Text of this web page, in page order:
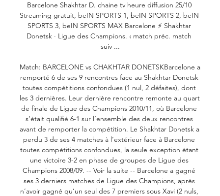
Barcelone Shakhtar D. chaine tv heure diffusion 25/10
Streaming gratuit, beIN SPORTS 1, beIN SPORTS 2, beIN
SPORTS 3, beIN SPORTS MAX Barcelone ⚡ Shakhtar
Donetsk · Ligue des Champions. ‹ match préc. match
suiv ...
Match: BARCELONE vs CHAKHTAR DONETSKBarcelone a
remporté 6 de ses 9 rencontres face au Shakhtar Donetsk
toutes compétitions confondues (1 nul, 2 défaites), dont
les 3 dernières. Leur dernière rencontre remonte au quart
de finale de Ligue des Champions 2010/11, où Barcelone
s’était qualifié 6-1 sur l’ensemble des deux rencontres
avant de remporter la compétition. Le Shakhtar Donetsk a
perdu 3 de ses 4 matches à l’extérieur face à Barcelone
toutes compétitions confondues, la seule exception étant
une victoire 3-2 en phase de groupes de Ligue des
Champions 2008/09. -- Voir la suite -- Barcelone a gagné
ses 3 derniers matches de Ligue des Champions, après
n’avoir gagné qu’un seul des 7 premiers sous Xavi (2 nuls,